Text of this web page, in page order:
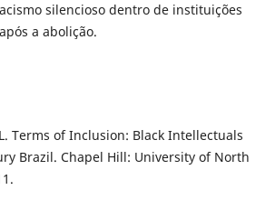
silencioso dentro de instituições
a abolição.
Terms of Inclusion: Black Intellectuals
Brazil. Chapel Hill: University of North